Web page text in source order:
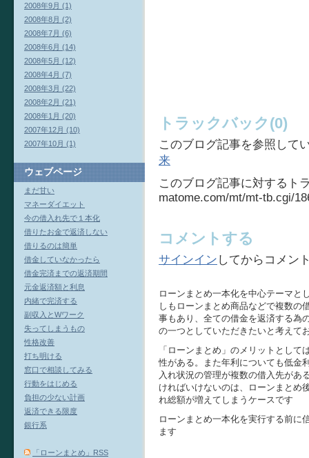
トラックバック(0)
このブログ記事を参照して
来
このブログ記事に対するト
matome.com/mt/mt-tb.cgi/
コメントする
サインイン してからコメン
ローンまとめ一本化を中心テーマと
しもローンまとめ商品などで複数の
事もあり、全ての借金を返済する為
の一つとしていただきたいと考えて
「ローンまとめ」のメリットとし
性がある。また年利についても低金
入れ状況の管理が複数の借入先があ
ければいけないのは、ローンまとめ
れ総額が増えてしまうケースです
ローンまとめ一本化を実行する前に
ます
2008年9月 (1)
2008年8月 (2)
2008年7月 (6)
2008年6月 (14)
2008年5月 (12)
2008年4月 (7)
2008年3月 (22)
2008年2月 (21)
2008年1月 (20)
2007年12月 (10)
2007年10月 (1)
ウェブページ
まだ甘い
マネーダイエット
今の借入れ先で１本化
借りたお金で返済しない
借りるのは簡単
借金していなかったら
借金完済までの返済期間
元金返済額と利息
内緒で完済する
副収入とWワーク
失ってしまうもの
性格改善
打ち明ける
窓口で相談してみる
行動をはじめる
負担の少ない計画
返済できる限度
銀行系
「ローンまとめ」RSS